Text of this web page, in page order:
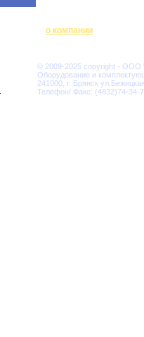
о компании
© 2009-2025 copyright - ООО
Оборудование и
241000, г. Брянск
Телефон/ Факс: (4832)74-34-